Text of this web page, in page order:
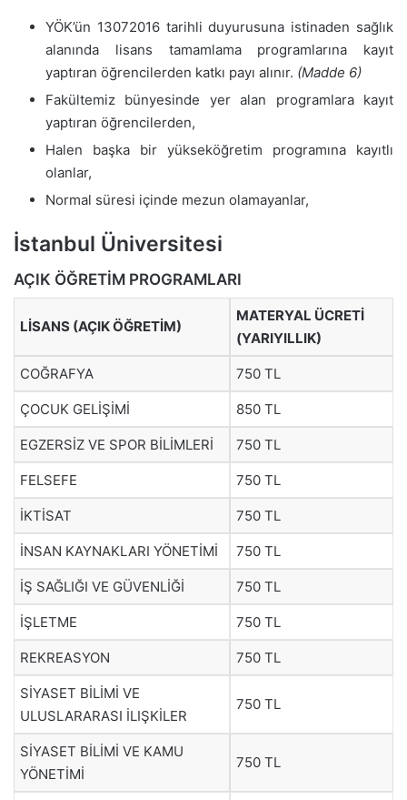
YÖK’ün 13072016 tarihli duyurusuna istinaden sağlık
alanında lisans tamamlama programlarına kayıt
yaptıran öğrencilerden katkı payı alınır. (Madde 6)
Fakültemiz bünyesinde yer alan programlara kayıt
yaptıran öğrencilerden,
Halen başka bir yükseköğretim programına kayıtlı
olanlar,
Normal süresi içinde mezun olamayanlar,
İstanbul Üniversitesi
AÇIK ÖĞRETİM PROGRAMLARI
LİSANS (AÇIK ÖĞRETİM)
MATERYAL ÜCRETİ
(YARIYILLIK)
COĞRAFYA 750 TL
ÇOCUK GELİŞİMİ 850 TL
EGZERSİZ VE SPOR BİLİMLERİ 750 TL
FELSEFE 750 TL
İKTİSAT 750 TL
İNSAN KAYNAKLARI YÖNETİMİ 750 TL
İŞ SAĞLIĞI VE GÜVENLİĞİ 750 TL
İŞLETME 750 TL
REKREASYON 750 TL
SİYASET BİLİMİ VE
ULUSLARARASI İLIŞKİLER
750 TL
SİYASET BİLİMİ VE KAMU
YÖNETİMİ
750 TL